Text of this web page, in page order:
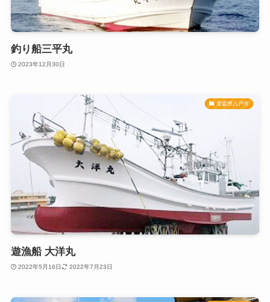
釣り船三平丸
2023年12月30日
青森県八戸市
遊漁船 大洋丸
2022年5月16日 2022年7月23日